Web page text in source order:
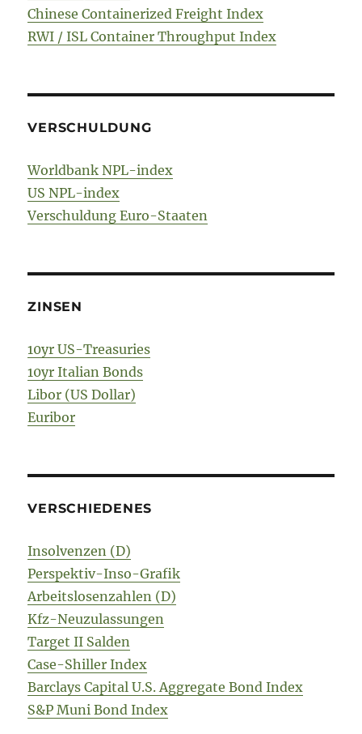
Chinese Containerized Freight Index
RWI / ISL Container Throughput Index
VERSCHULDUNG
Worldbank NPL-index
US NPL-index
Verschuldung Euro-Staaten
ZINSEN
10yr US-Treasuries
10yr Italian Bonds
Libor (US Dollar)
Euribor
VERSCHIEDENES
Insolvenzen (D)
Perspektiv-Inso-Grafik
Arbeitslosenzahlen (D)
Kfz-Neuzulassungen
Target II Salden
Case-Shiller Index
Barclays Capital U.S. Aggregate Bond Index
S&P Muni Bond Index